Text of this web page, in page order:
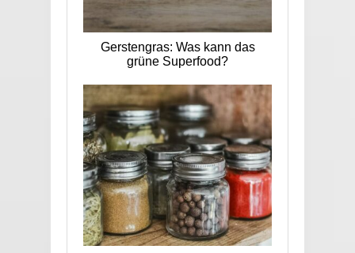
Gerstengras: Was kann das
grüne Superfood?